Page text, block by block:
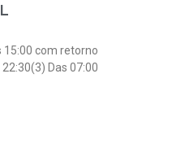
15:00 com retorno
Das 07:00